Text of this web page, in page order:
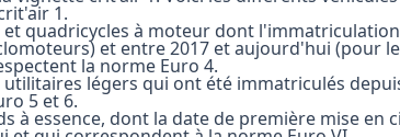
1.
et quadricycles à moteur dont
et entre 2017 et aujourd'hui (pour
la norme Euro 4.
utilitaires légers qui ont été immatriculés
5 et 6.
à essence, dont la date de première mise en